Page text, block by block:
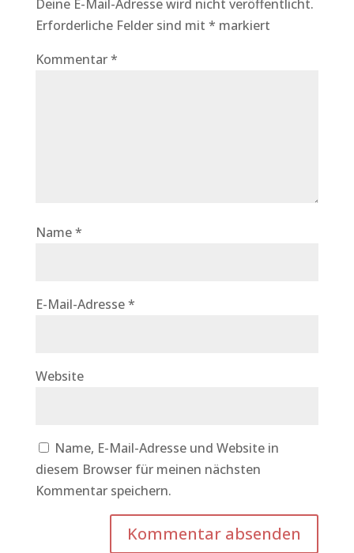
Deine E-Mail-Adresse wird nicht veröffentlicht.
Erforderliche Felder sind mit * markiert
Kommentar*
Name*
E-Mail-Adresse*
Website
Name, E-Mail-Adresse und Website in
diesem Browser für meinen nächsten
Kommentar speichern.